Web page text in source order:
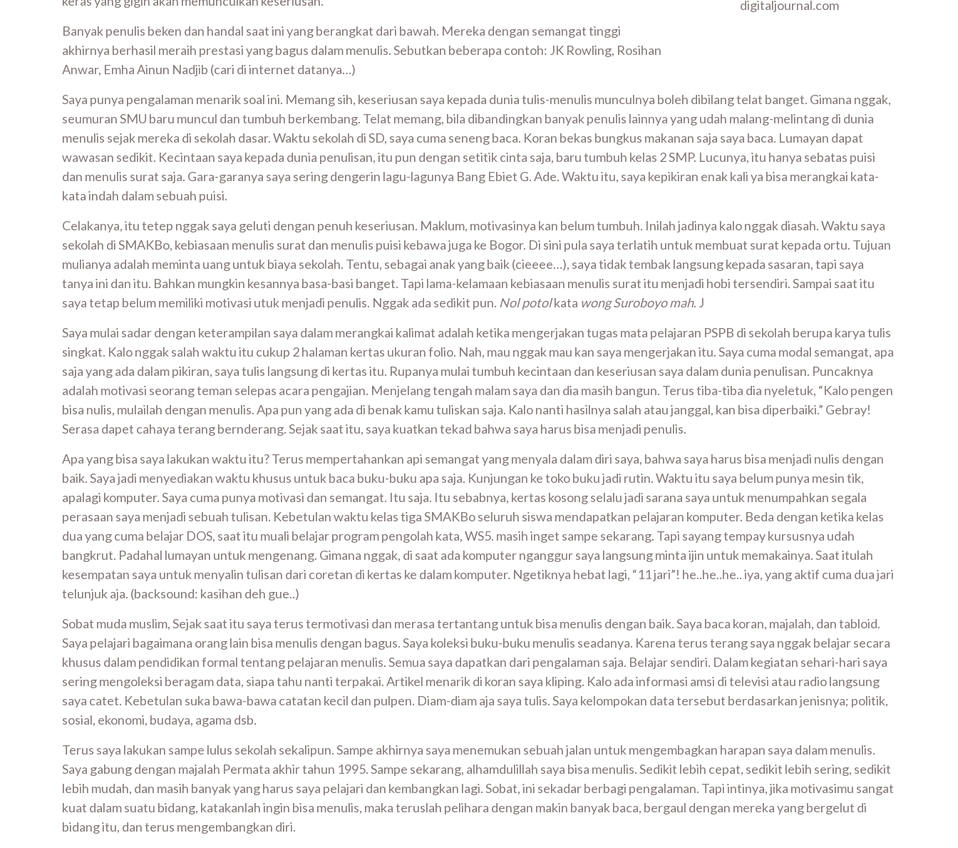
digitaljournal.com
Banyak penulis beken dan handal saat ini yang berangkat dari bawah. Mereka dengan semangat tinggi
akhirnya berhasil meraih prestasi yang bagus dalam menulis. Sebutkan beberapa contoh: JK Rowling, Rosihan
Anwar, Emha Ainun Nadjib (cari di internet datanya…)
Saya punya pengalaman menarik soal ini. Memang sih, keseriusan saya kepada dunia tulis-menulis munculnya boleh dibilang telat banget. Gimana nggak,
seumuran SMU baru muncul dan tumbuh berkembang. Telat memang, bila dibandingkan banyak penulis lainnya yang udah malang-melintang di dunia
menulis sejak mereka di sekolah dasar. Waktu sekolah di SD, saya cuma seneng baca. Koran bekas bungkus makanan saja saya baca. Lumayan dapat
wawasan sedikit. Kecintaan saya kepada dunia penulisan, itu pun dengan setitik cinta saja, baru tumbuh kelas 2 SMP. Lucunya, itu hanya sebatas puisi
dan menulis surat saja. Gara-garanya saya sering dengerin lagu-lagunya Bang Ebiet G. Ade. Waktu itu, saya kepikiran enak kali ya bisa merangkai kata-
kata indah dalam sebuah puisi.
Celakanya, itu tetep nggak saya geluti dengan penuh keseriusan. Maklum, motivasinya kan belum tumbuh. Inilah jadinya kalo nggak diasah. Waktu saya
sekolah di SMAKBo, kebiasaan menulis surat dan menulis puisi kebawa juga ke Bogor. Di sini pula saya terlatih untuk membuat surat kepada ortu. Tujuan
mulianya adalah meminta uang untuk biaya sekolah. Tentu, sebagai anak yang baik (cieeee…), saya tidak tembak langsung kepada sasaran, tapi saya
tanya ini dan itu. Bahkan mungkin kesannya basa-basi banget. Tapi lama-kelamaan kebiasaan menulis surat itu menjadi hobi tersendiri. Sampai saat itu
saya tetap belum memiliki motivasi utuk menjadi penulis. Nggak ada sedikit pun. Nol potolkata wong Suroboyo mah. J
Saya mulai sadar dengan keterampilan saya dalam merangkai kalimat adalah ketika mengerjakan tugas mata pelajaran PSPB di sekolah berupa karya tulis
singkat. Kalo nggak salah waktu itu cukup 2 halaman kertas ukuran folio. Nah, mau nggak mau kan saya mengerjakan itu. Saya cuma modal semangat, apa
saja yang ada dalam pikiran, saya tulis langsung di kertas itu. Rupanya mulai tumbuh kecintaan dan keseriusan saya dalam dunia penulisan. Puncaknya
adalah motivasi seorang teman selepas acara pengajian. Menjelang tengah malam saya dan dia masih bangun. Terus tiba-tiba dia nyeletuk, “Kalo pengen
bisa nulis, mulailah dengan menulis. Apa pun yang ada di benak kamu tuliskan saja. Kalo nanti hasilnya salah atau janggal, kan bisa diperbaiki.” Gebray!
Serasa dapet cahaya terang bernderang. Sejak saat itu, saya kuatkan tekad bahwa saya harus bisa menjadi penulis.
Apa yang bisa saya lakukan waktu itu? Terus mempertahankan api semangat yang menyala dalam diri saya, bahwa saya harus bisa menjadi nulis dengan
baik. Saya jadi menyediakan waktu khusus untuk baca buku-buku apa saja. Kunjungan ke toko buku jadi rutin. Waktu itu saya belum punya mesin tik,
apalagi komputer. Saya cuma punya motivasi dan semangat. Itu saja. Itu sebabnya, kertas kosong selalu jadi sarana saya untuk menumpahkan segala
perasaan saya menjadi sebuah tulisan. Kebetulan waktu kelas tiga SMAKBo seluruh siswa mendapatkan pelajaran komputer. Beda dengan ketika kelas
dua yang cuma belajar DOS, saat itu muali belajar program pengolah kata, WS5. masih inget sampe sekarang. Tapi sayang tempay kursusnya udah
bangkrut. Padahal lumayan untuk mengenang. Gimana nggak, di saat ada komputer nganggur saya langsung minta ijin untuk memakainya. Saat itulah
kesempatan saya untuk menyalin tulisan dari coretan di kertas ke dalam komputer. Ngetiknya hebat lagi, “11 jari”! he..he..he.. iya, yang aktif cuma dua jari
telunjuk aja. (backsound: kasihan deh gue..)
Sobat muda muslim, Sejak saat itu saya terus termotivasi dan merasa tertantang untuk bisa menulis dengan baik. Saya baca koran, majalah, dan tabloid.
Saya pelajari bagaimana orang lain bisa menulis dengan bagus. Saya koleksi buku-buku menulis seadanya. Karena terus terang saya nggak belajar secara
khusus dalam pendidikan formal tentang pelajaran menulis. Semua saya dapatkan dari pengalaman saja. Belajar sendiri. Dalam kegiatan sehari-hari saya
sering mengoleksi beragam data, siapa tahu nanti terpakai. Artikel menarik di koran saya kliping. Kalo ada informasi amsi di televisi atau radio langsung
saya catet. Kebetulan suka bawa-bawa catatan kecil dan pulpen. Diam-diam aja saya tulis. Saya kelompokan data tersebut berdasarkan jenisnya; politik,
sosial, ekonomi, budaya, agama dsb.
Terus saya lakukan sampe lulus sekolah sekalipun. Sampe akhirnya saya menemukan sebuah jalan untuk mengembagkan harapan saya dalam menulis.
Saya gabung dengan majalah Permata akhir tahun 1995. Sampe sekarang, alhamdulillah saya bisa menulis. Sedikit lebih cepat, sedikit lebih sering, sedikit
lebih mudah, dan masih banyak yang harus saya pelajari dan kembangkan lagi. Sobat, ini sekadar berbagi pengalaman. Tapi intinya, jika motivasimu sangat
kuat dalam suatu bidang, katakanlah ingin bisa menulis, maka teruslah pelihara dengan makin banyak baca, bergaul dengan mereka yang bergelut di
bidang itu, dan terus mengembangkan diri.